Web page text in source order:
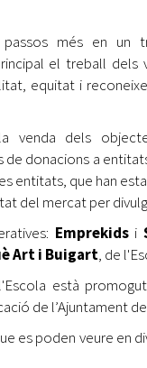
més en un
el treball dels
equitat i
venda dels
de donacions a
entitats, que han
del mercat per
Emprekidsi
Art i Buigart, de
està
de l’Ajuntament
es poden veure